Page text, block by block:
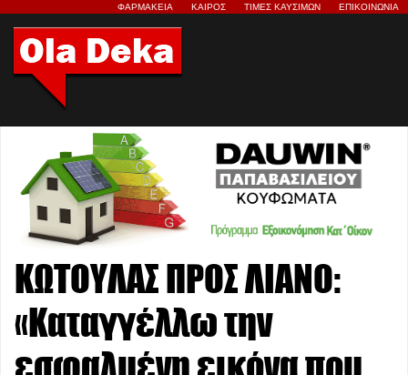
ΦΑΡΜΑΚΕΙΑ ΚΑΙΡΟΣ ΤΙΜΕΣ ΚΑΥΣΙΜΩΝ ΕΠΙΚΟΙΝΩΝΙΑ
ΚΩΤΟΥΛΑΣ ΠΡΟΣ ΛΙΑΝΟ:
«Καταγγέλλω την
εσφαλμένη εικόνα που